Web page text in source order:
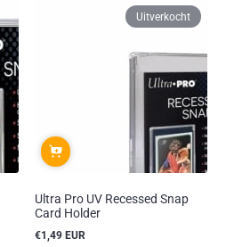
Uitverkocht
Ultra Pro UV Recessed Snap
Card Holder
Reguliere
€1,49 EUR